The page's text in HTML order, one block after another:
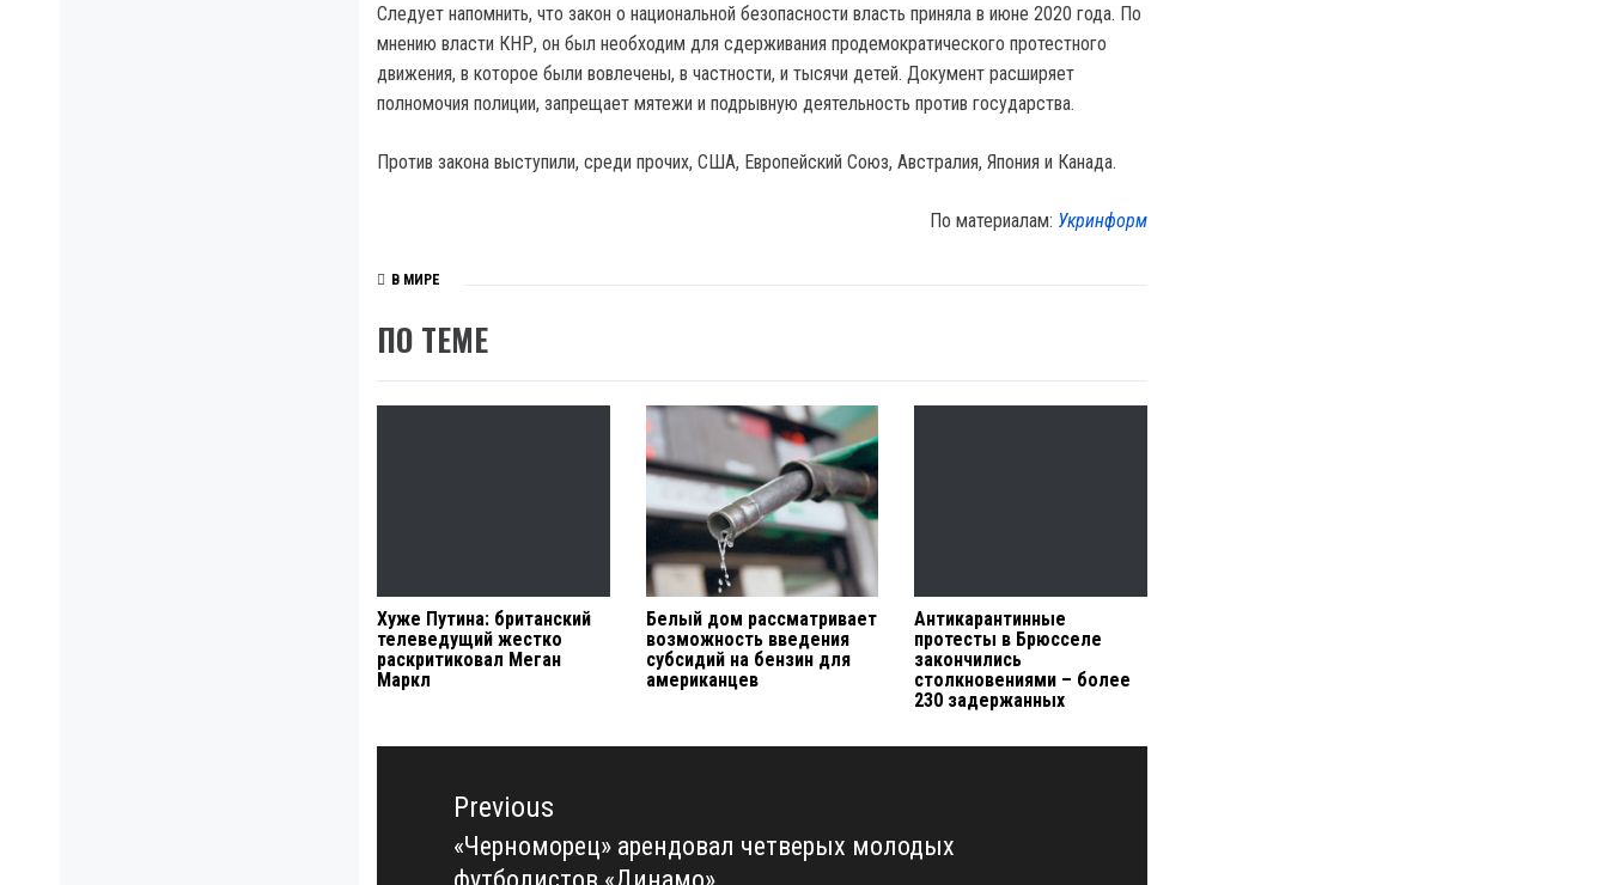
Следует напомнить, что закон о национальной безопасности власть приняла в июне 2020 года. По
мнению власти КНР, он был необходим для сдерживания продемократического протестного
движения, в которое были вовлечены, в частности, и тысячи детей. Документ расширяет
полномочия полиции, запрещает мятежи и подрывную деятельность против государства.
Против закона выступили, среди прочих, США, Европейский Союз, Австралия, Япония и Канада.
По материалам: Укринформ
В МИРЕ
ПО ТЕМЕ
Хуже Путина: британский
телеведущий жестко
раскритиковал Меган
Маркл
Белый дом рассматривает
возможность введения
субсидий на бензин для
американцев
Антикарантинные
протесты в Брюсселе
закончились
столкновениями – более
230 задержанных
Навигация
записямPrevious
Previous
«Черноморец» арендовал четверых молодых